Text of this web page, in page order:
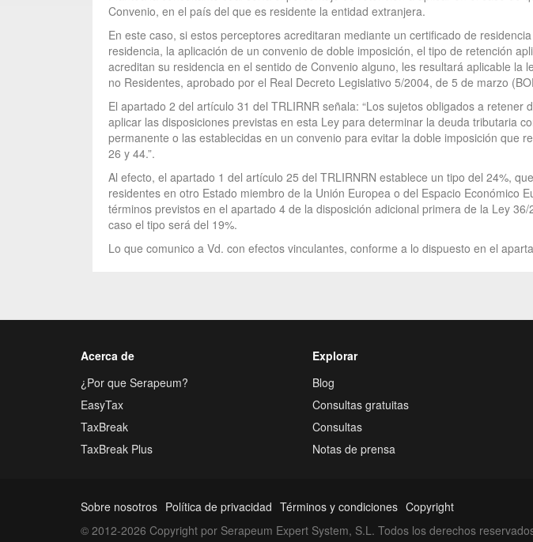
Convenio, en el país del que es residente la entidad extranjera.
En este caso, si estos perceptores acreditaran mediante un certificado de
residencia, la aplicación de un convenio de doble imposición, el tipo de retención
acreditan su residencia en el sentido de Convenio alguno, les resultará aplicable
no Residentes, aprobado por el Real Decreto Legislativo 5/2004, de 5 de marzo
El apartado 2 del artículo 31 del TRLIRNR señala: “Los sujetos obligados a
aplicar las disposiciones previstas en esta Ley para determinar la deuda tributaria
permanente o las establecidas en un convenio para evitar la doble imposición que
26 y 44.”.
Al efecto, el apartado 1 del artículo 25 del TRLIRNRN establece un tipo del 24%,
residentes en otro Estado miembro de la Unión Europea o del Espacio
términos previstos en el apartado 4 de la disposición adicional primera de la Ley
caso el tipo será del 19%.
Lo que comunico a Vd. con efectos vinculantes, conforme a lo dispuesto en el
Acerca de
¿Por que Serapeum?
EasyTax
TaxBreak
TaxBreak Plus
Explorar
Blog
Consultas gratuitas
Consultas
Notas de prensa
Sobre nosotros Política de privacidad Términos y condiciones Copyright
© 2012-2026 Copyright por Serapeum Expert System, S.L. Todos los derechos